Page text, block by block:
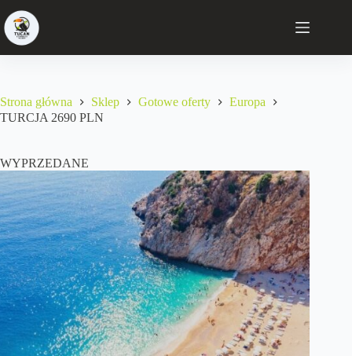
Strona główna Sklep Gotowe oferty
Europa
TURCJA 2690 PLN
WYPRZEDANE